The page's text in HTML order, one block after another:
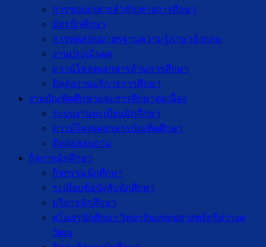
การขอเอกสารสำคัญทางการศึกษา
บัตรนักศึกษา
การทดสอบมาตรฐานความรู้ภาษาอังกฤษ
งานประเมินผล
ดาวน์โหลดเอกสารด้านการศึกษา
ติดต่องานบริการการศึกษา
งานบัณฑิตศึกษาเเละการศึกษาต่อเนื่อง
ระบบงานทะเบียนนักศึกษา
ดาวน์โหลดเอกสารบัณฑิตศึกษา
ติดต่อสอบถาม
กิจการนักศึกษา
กิจกรรมนักศึกษา
ระเบียบข้อบังคับนักศึกษา
บริการนักศึกษา
สโมสรนักศึกษา วิทยาลัยแพทยศาสตร์ศรีสวางค
วัฒน